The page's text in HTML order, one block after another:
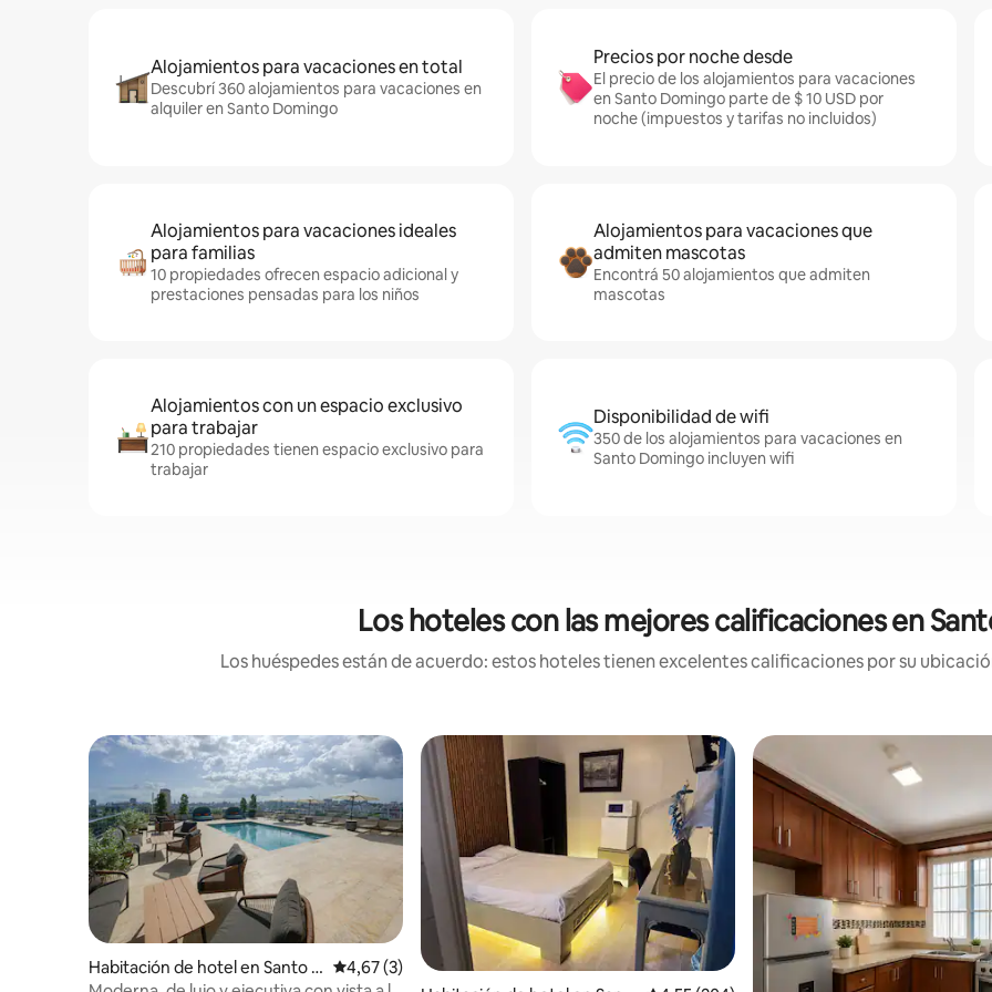
Alojamientos para vacaciones en total
Descubrí 360 alojamientos para vacaciones en
alquiler en Santo Domingo
Precios por noche desde
El precio de los alojamientos para vacaciones
en Santo Domingo parte de $ 10 USD por
noche (impuestos y tarifas no incluidos)
Alojamientos para vacaciones ideales
para familias
10 propiedades ofrecen espacio adicional y
prestaciones pensadas para los niños
Alojamientos para vacaciones que
admiten mascotas
Encontrá 50 alojamientos que admiten
mascotas
Alojamientos con un espacio exclusivo
para trabajar
210 propiedades tienen espacio exclusivo para
trabajar
Disponibilidad de wifi
350 de los alojamientos para vacaciones en
Santo Domingo incluyen wifi
Los hoteles con las mejores calificaciones en
Los huéspedes están de acuerdo: estos hoteles tienen excelentes calificaciones por su
Habitación de hotel en Santo D Calificación promedio: 4,67 de 5. 3 evaluaciones
4,67 (3)